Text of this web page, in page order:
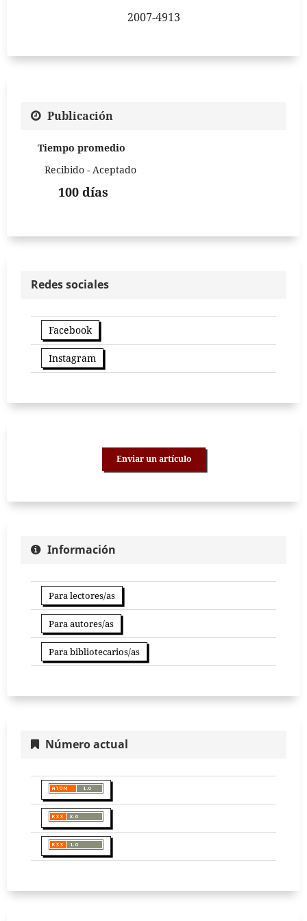
2007-4913
Publicación
Tiempo promedio
Recibido - Aceptado
100 días
Redes sociales
Facebook
Instagram
Enviar un artículo
Información
Para lectores/as
Para autores/as
Para bibliotecarios/as
Número actual